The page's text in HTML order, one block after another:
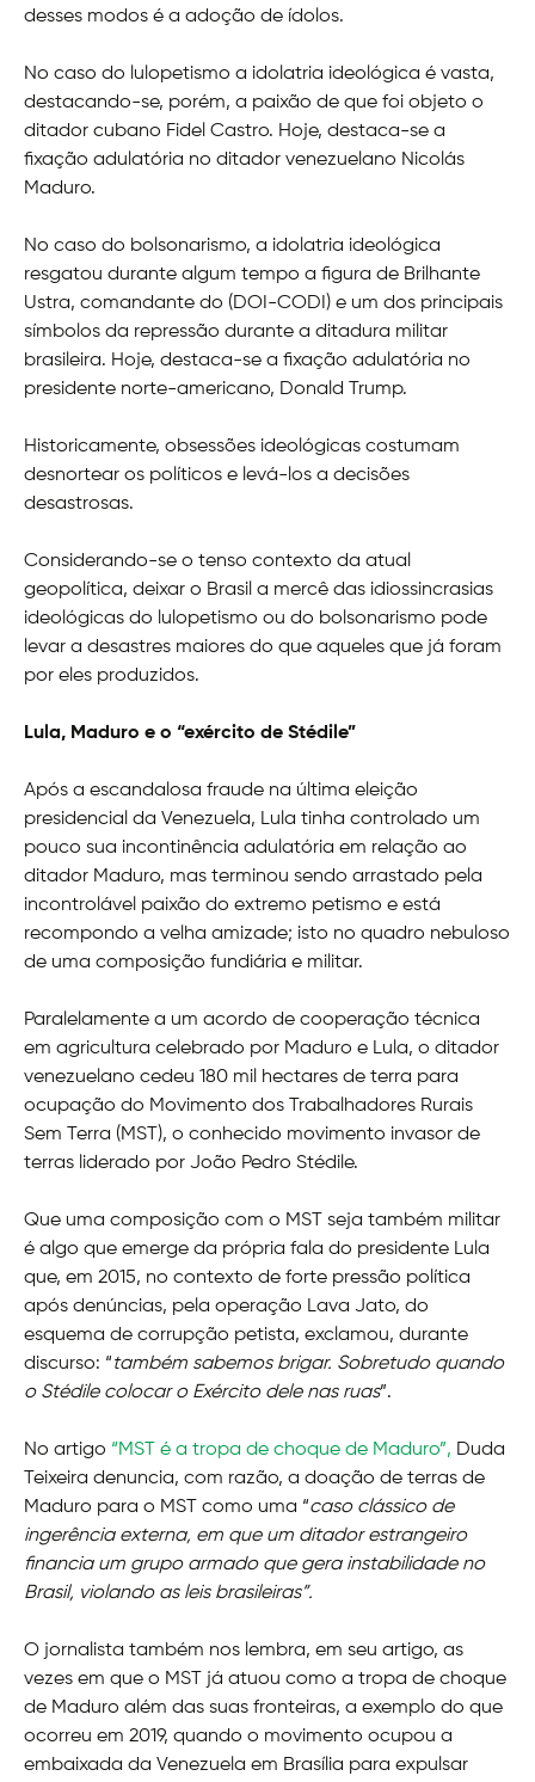
desses modos é a adoção de ídolos.
No caso do lulopetismo a idolatria ideológica é vasta,
destacando-se, porém, a paixão de que foi objeto o
ditador cubano Fidel Castro. Hoje, destaca-se a
fixação adulatória no ditador venezuelano Nicolás
Maduro.
No caso do bolsonarismo, a idolatria ideológica
resgatou durante algum tempo a figura de Brilhante
Ustra, comandante do (DOI-CODI) e um dos principais
símbolos da repressão durante a ditadura militar
brasileira. Hoje, destaca-se a fixação adulatória no
presidente norte-americano, Donald Trump.
Historicamente, obsessões ideológicas costumam
desnortear os políticos e levá-los a decisões
desastrosas.
Considerando-se o tenso contexto da atual
geopolítica, deixar o Brasil a mercê das idiossincrasias
ideológicas do lulopetismo ou do bolsonarismo pode
levar a desastres maiores do que aqueles que já foram
por eles produzidos.
Lula, Maduro e o “exército de Stédile”
Após a escandalosa fraude na última eleição
presidencial da Venezuela, Lula tinha controlado um
pouco sua incontinência adulatória em relação ao
ditador Maduro, mas terminou sendo arrastado pela
incontrolável paixão do extremo petismo e está
recompondo a velha amizade; isto no quadro nebuloso
de uma composição fundiária e militar.
Paralelamente a um acordo de cooperação técnica
em agricultura celebrado por Maduro e Lula, o ditador
venezuelano cedeu 180 mil hectares de terra para
ocupação do Movimento dos Trabalhadores Rurais
Sem Terra (MST), o conhecido movimento invasor de
terras liderado por João Pedro Stédile.
Que uma composição com o MST seja também militar
é algo que emerge da própria fala do presidente Lula
que, em 2015, no contexto de forte pressão política
após denúncias, pela operação Lava Jato, do
esquema de corrupção petista, exclamou, durante
discurso: “também sabemos brigar. Sobretudo quando
o Stédile colocar o Exército dele nas ruas”.
No artigo “MST é a tropa de choque de Maduro”, Duda
Teixeira denuncia, com razão, a doação de terras de
Maduro para o MST como uma “caso clássico de
ingerência externa, em que um ditador estrangeiro
financia um grupo armado que gera instabilidade no
Brasil, violando as leis brasileiras”.
O jornalista também nos lembra, em seu artigo, as
vezes em que o MST já atuou como a tropa de choque
de Maduro além das suas fronteiras, a exemplo do que
ocorreu em 2019, quando o movimento ocupou a
embaixada da Venezuela em Brasília para expulsar